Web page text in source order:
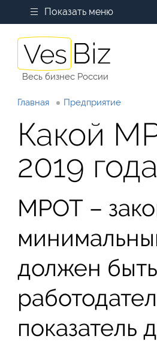
Показать меню
Весь бизнес России
Главная Предприятие
Какой
2019 года
МРОТ –
должен
показатель